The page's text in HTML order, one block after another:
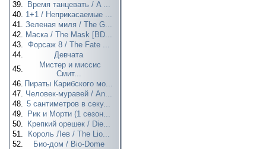
39.
Время танцевать / A ...
40. 1+1 / Неприкасаемые ...
41. Зеленая миля / The G...
42. Маска / The Mask [BD...
43. Форсаж 8 / The Fate ...
44.
Девчата
45.
Мистер и миссис
Смит...
46. Пираты Карибского мо...
47. Человек-муравей / An...
48. 5 сантиметров в секу...
49.
Рик и Морти (1 сезон...
50.
Крепкий орешек / Die...
51.
Король Лев / The Lio...
52.
Био-дом / Bio-Dome